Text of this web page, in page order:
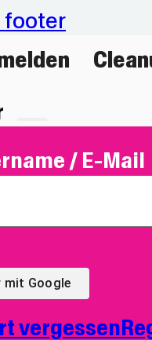
footer
/ E-Mail
mit Google
vergessen